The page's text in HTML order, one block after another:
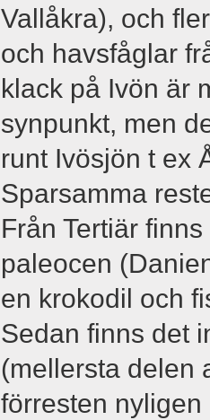
Vallåkra), och
och havsfåglar
klack på Ivön är
synpunkt, men
runt Ivösjön t ex
Sparsamma
Från Tertiär
paleocen
en krokodil och
Sedan finns det
(mellersta delen
förresten